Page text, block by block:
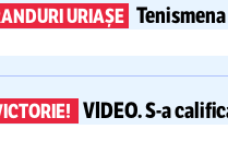
URIAȘE
VIDEO.S-a